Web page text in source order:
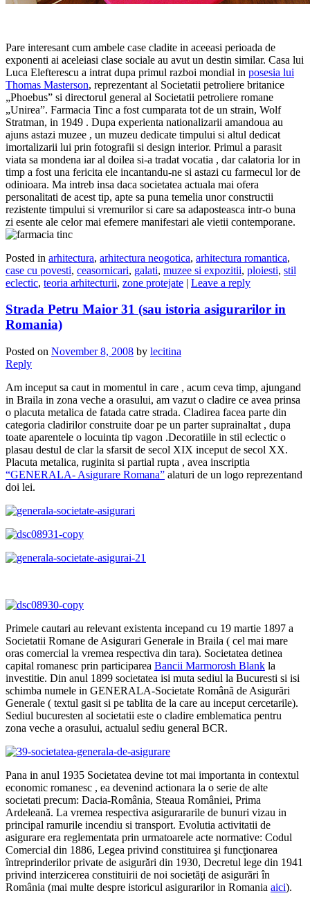
Pare interesant cum ambele case cladite in aceeasi perioada de
exponenti ai aceleiasi clase sociale au avut un destin similar. Casa lui
Luca Elefterescu a intrat dupa primul razboi mondial in posesia lui
Thomas Masterson, reprezentant al Societatii petroliere britanice
„Phoebus” si directorul general al Societatii petroliere romane
„Unirea”. Farmacia Tinc a fost cumparata tot de un strain, Wolf
Stratman, in 1949 . Dupa experienta nationalizarii amandoua au
ajuns astazi muzee , un muzeu dedicate timpului si altul dedicat
imortalizarii lui prin fotografii si design interior. Primul a parasit
viata sa mondena iar al doilea si-a tradat vocatia , dar calatoria lor in
timp a fost una fericita ele incantandu-ne si astazi cu farmecul lor de
odinioara. Ma intreb insa daca societatea actuala mai ofera
personalitati de acest tip, apte sa puna temelia unor constructii
rezistente timpului si vremurilor si care sa adaposteasca intr-o buna
zi esente ale celor mai efemere manifestari ale vietii contemporane.
Posted in arhitectura, arhitectura neogotica, arhitectura romantica,
case cu povesti, ceasornicari, galati, muzee si expozitii, ploiesti, stil
eclectic, teoria arhitecturii, zone protejate | Leave a reply
Strada Petru Maior 31 (sau istoria asigurarilor in
Romania)
Posted on November 8, 2008 by lecitina
Reply
Am inceput sa caut in momentul in care , acum ceva timp, ajungand
in Braila in zona veche a orasului, am vazut o cladire ce avea prinsa
o placuta metalica de fatada catre strada. Cladirea facea parte din
categoria cladirilor construite doar pe un parter suprainaltat , dupa
toate aparentele o locuinta tip vagon .Decoratiile in stil eclectic o
plasau destul de clar la sfarsit de secol XIX inceput de secol XX.
Placuta metalica, ruginita si partial rupta , avea inscriptia
“GENERALA- Asigurare Romana” alaturi de un logo reprezentand
doi lei.
Primele cautari au relevant existenta incepand cu 19 martie 1897 a
Societatii Romane de Asigurari Generale in Braila ( cel mai mare
oras comercial la vremea respectiva din tara). Societatea detinea
capital romanesc prin participarea Bancii Marmorosh Blank la
investitie. Din anul 1899 societatea isi muta sediul la Bucuresti si isi
schimba numele in GENERALA-Societate Românã de Asigurări
Generale ( textul gasit si pe tablita de la care au inceput cercetarile).
Sediul bucuresten al societatii este o cladire emblematica pentru
zona veche a orasului, actualul sediu general BCR.
Pana in anul 1935 Societatea devine tot mai importanta in contextul
economic romanesc , ea devenind actionara la o serie de alte
societati precum: Dacia-România, Steaua României, Prima
Ardeleană. La vremea respectiva asigurararile de bunuri vizau in
principal ramurile incendiu si transport. Evolutia activitatii de
asigurare era reglementata prin urmatoarele acte normative: Codul
Comercial din 1886, Legea privind constituirea şi funcţionarea
întreprinderilor private de asigurări din 1930, Decretul lege din 1941
privind interzicerea constituirii de noi societăţi de asigurări în
România (mai multe despre istoricul asigurarilor in Romania aici).